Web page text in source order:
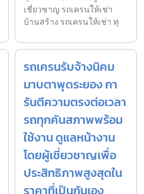
เชี่ยวชาญ รถเครนให้เช่า
บ้านสร้าง รถเครนให้เช่า ทุ
รถเครนรับจ้างนิคม
มาบตาพุดระยอง กา
รันตีความตรงต่อเวลา
รถทุกคันสภาพพร้อม
ใช้งาน ดูแลหน้างาน
โดยผู้เชี่ยวชาญเพื่อ
ประสิทธิภาพสูงสุดใน
ราคาที่เป็นกันเอง